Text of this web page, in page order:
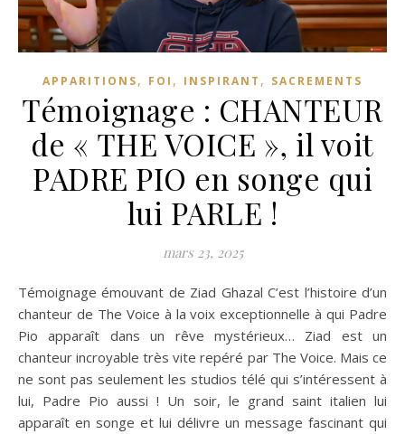
APPARITIONS, FOI , INSPIRANT , SACREMENTS
Témoignage : CHANTEUR
de « THE VOICE », il voit
PADRE PIO en songe qui
lui PARLE !
mars 23, 2025
Témoignage émouvant de Ziad Ghazal C’est l’histoire d’un
chanteur de The Voice à la voix exceptionnelle à qui Padre
Pio apparaît dans un rêve mystérieux… Ziad est un
chanteur incroyable très vite repéré par The Voice. Mais ce
ne sont pas seulement les studios télé qui s’intéressent à
lui, Padre Pio aussi ! Un soir, le grand saint italien lui
apparaît en songe et lui délivre un message fascinant qui